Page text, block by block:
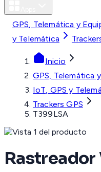
GPS, Telemática y
y Telemática
Inicio
GPS, Telemática
IoT, GPS y
Trackers GPS
T399LSA
Rastreador